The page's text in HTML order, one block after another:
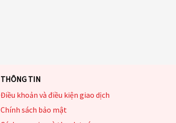
THÔNG TIN
Điều khoản và điều kiện giao dịch
Chính sách bảo mật